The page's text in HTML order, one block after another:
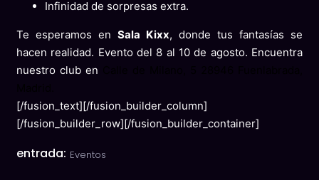
Infinidad de sorpresas extra.
Te esperamos en Sala Kixx, donde tus fantasías se
hacen realidad. Evento del 8 al 10 de agosto. Encuentra
nuestro club en
[/fusion_text][/fusion_builder_column]
[/fusion_builder_row][/fusion_builder_container]
entrada: Eventos